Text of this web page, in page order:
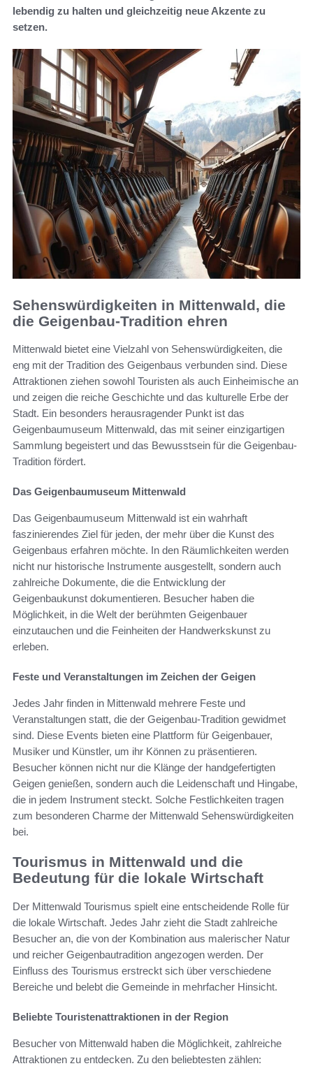
lebendig zu halten und gleichzeitig neue Akzente zu
setzen.
Sehenswürdigkeiten in Mittenwald, die
die Geigenbau-Tradition ehren
Mittenwald bietet eine Vielzahl von Sehenswürdigkeiten, die
eng mit der Tradition des Geigenbaus verbunden sind. Diese
Attraktionen ziehen sowohl Touristen als auch Einheimische an
und zeigen die reiche Geschichte und das kulturelle Erbe der
Stadt. Ein besonders herausragender Punkt ist das
Geigenbaumuseum Mittenwald, das mit seiner einzigartigen
Sammlung begeistert und das Bewusstsein für die Geigenbau-
Tradition fördert.
Das Geigenbaumuseum Mittenwald
Das Geigenbaumuseum Mittenwald ist ein wahrhaft
faszinierendes Ziel für jeden, der mehr über die Kunst des
Geigenbaus erfahren möchte. In den Räumlichkeiten werden
nicht nur historische Instrumente ausgestellt, sondern auch
zahlreiche Dokumente, die die Entwicklung der
Geigenbaukunst dokumentieren. Besucher haben die
Möglichkeit, in die Welt der berühmten Geigenbauer
einzutauchen und die Feinheiten der Handwerkskunst zu
erleben.
Feste und Veranstaltungen im Zeichen der Geigen
Jedes Jahr finden in Mittenwald mehrere Feste und
Veranstaltungen statt, die der Geigenbau-Tradition gewidmet
sind. Diese Events bieten eine Plattform für Geigenbauer,
Musiker und Künstler, um ihr Können zu präsentieren.
Besucher können nicht nur die Klänge der handgefertigten
Geigen genießen, sondern auch die Leidenschaft und Hingabe,
die in jedem Instrument steckt. Solche Festlichkeiten tragen
zum besonderen Charme der Mittenwald Sehenswürdigkeiten
bei.
Tourismus in Mittenwald und die
Bedeutung für die lokale Wirtschaft
Der Mittenwald Tourismus spielt eine entscheidende Rolle für
die lokale Wirtschaft. Jedes Jahr zieht die Stadt zahlreiche
Besucher an, die von der Kombination aus malerischer Natur
und reicher Geigenbautradition angezogen werden. Der
Einfluss des Tourismus erstreckt sich über verschiedene
Bereiche und belebt die Gemeinde in mehrfacher Hinsicht.
Beliebte Touristenattraktionen in der Region
Besucher von Mittenwald haben die Möglichkeit, zahlreiche
Attraktionen zu entdecken. Zu den beliebtesten zählen: